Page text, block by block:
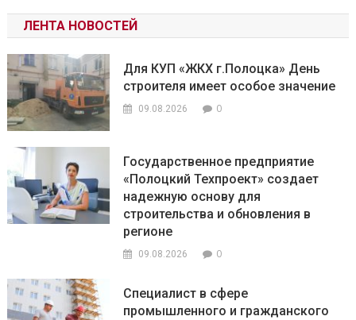
ЛЕНТА НОВОСТЕЙ
Для КУП «ЖКХ г.Полоцка» День
строителя имеет особое значение
09.08.2026 0
Государственное предприятие
«Полоцкий Техпроект» создает
надежную основу для
строительства и обновления в
регионе
09.08.2026 0
Специалист в сфере
промышленного и гражданского